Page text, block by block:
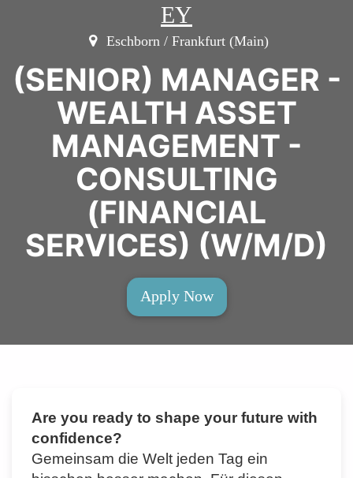
EY
Eschborn / Frankfurt (Main)
(SENIOR) MANAGER -
WEALTH ASSET
MANAGEMENT -
CONSULTING
(FINANCIAL
SERVICES) (W/M/D)
Apply Now
Are you ready to shape your future with
confidence?
Gemeinsam die Welt jeden Tag ein